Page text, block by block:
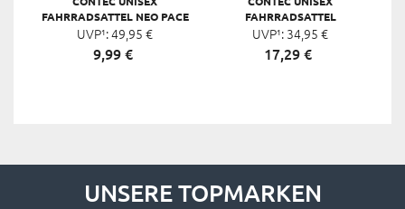
FAHRRADSATTEL NEO PACE
ZX CUT
UVP¹:49,95 €
9,99 €
FAHRRADSATTEL
ANATOMIC 2 TS, BRAUN
UVP¹: 34,95 €
17,29€
UNSERE TOPMARKEN